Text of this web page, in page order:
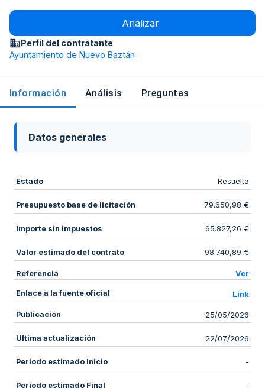
Analizar
Perfil del contratante
Ayuntamiento de Nuevo Baztán
Información Análisis Preguntas
Datos generales
Estado Resuelta
Presupuesto base de licitación 79.650,98 €
Importe sin impuestos 65.827,26 €
Valor estimado del contrato 98.740,89 €
Referencia Ver
Enlace a la fuente oficial Link
Publicación 25/05/2026
Ultima actualización 22/07/2026
Periodo estimado Inicio -
Periodo estimado Final -